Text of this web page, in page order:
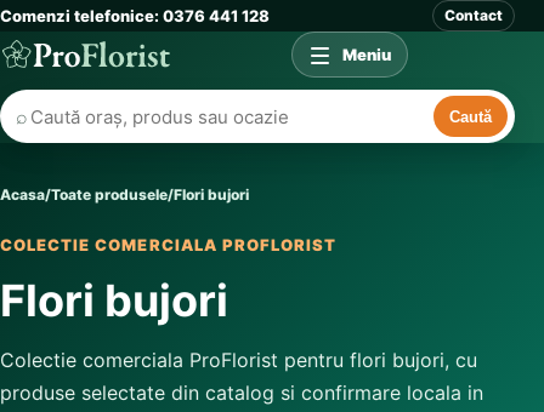
Comenzi telefonice: 0376 441 128 Contact
⌕ Caută
Meniu
Acasa/Toate produsele/Flori bujori
COLECTIE COMERCIALA PROFLORIST
Flori bujori
Colectie comerciala ProFlorist pentru flori bujori, cu
produse selectate din catalog si confirmare locala in